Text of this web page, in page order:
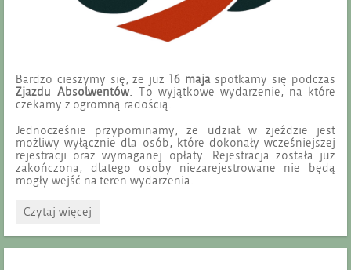
Bardzo cieszymy się, że już 16 majaspotkamy się podczas
Zjazdu Absolwentów. To wyjątkowe wydarzenie, na które
czekamy z ogromną radością.
Jednocześnie przypominamy, że udział w zjeździe jest
możliwy wyłącznie dla osób, które dokonały wcześniejszej
rejestracji oraz wymaganej opłaty. Rejestracja została już
zakończona, dlatego osoby niezarejestrowane nie będą
mogły wejść na teren wydarzenia.
Informacja
uczestników
Zjazdu
Czytaj więcej